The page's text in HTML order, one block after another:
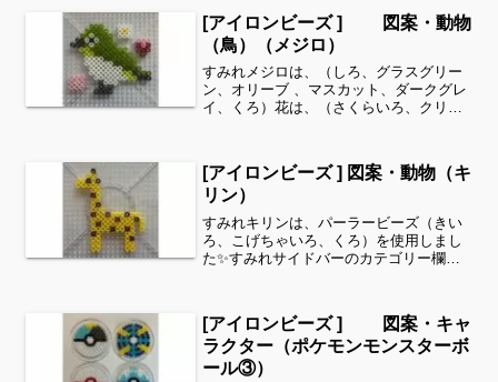
ことができます！お時間がありました
ら、他の図案もぜひ覗いてみて...
[アイロンビーズ ] 図案・動物
（鳥）（メジロ）
すみれメジロは、（しろ、グラスグリー
ン、オリーブ 、マスカット、ダークグレ
イ、くろ）花は、（さくらいろ、クリー
た✨すみれサイドバーのカテゴリー欄よ
り、花・虫などシリーズ...
[アイロンビーズ ] 図案・動物（キ
リン）
すみれキリンは、パーラービーズ（きい
ろ、こげちゃいろ、くろ）を使用しまし
た✨すみれサイドバーのカテゴリー欄よ
ら、他の図案もぜひ覗いてみてください^
^動物シリーズよりキリ...
[アイロンビーズ ] 図案・キャ
ラクター（ポケモンモンスターボ
ール③）